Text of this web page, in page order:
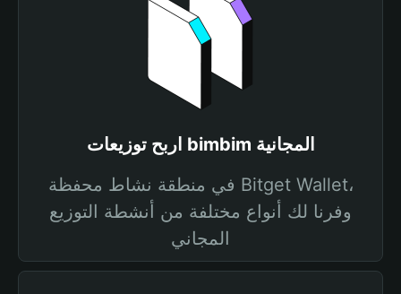
اربح توزيعات bimbim المجانية
في منطقة نشاط محفظة Bitget Wallet،
وفرنا لك أنواع مختلفة من أنشطة التوزيع
المجاني